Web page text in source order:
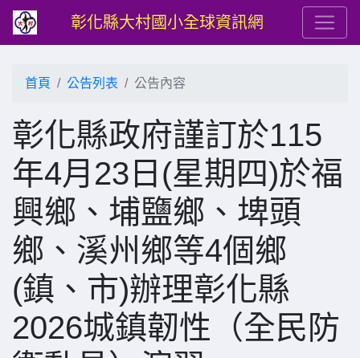
彰化縣大村國小全球資訊網
首頁 公告列表 公告內容
彰化縣政府謹訂於115
年4月23日(星期四)於福
興鄉、埔鹽鄉、埤頭
鄉、溪州鄉等4個鄉
(鎮、市)辦理彰化縣
2026城鎮韌性（全民防